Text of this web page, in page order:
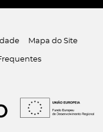
Mapa do Site